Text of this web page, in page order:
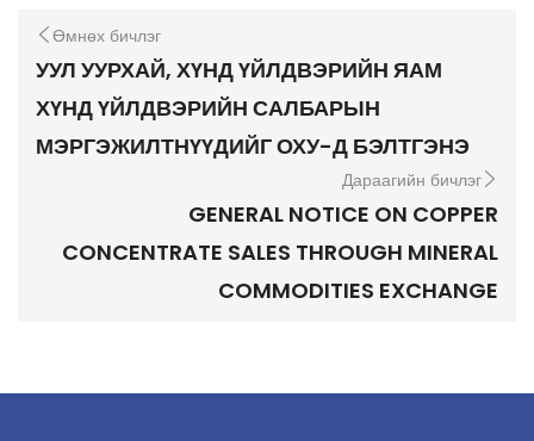
Өмнөх бичлэг
УУЛ УУРХАЙ, ХҮНД ҮЙЛДВЭРИЙН ЯАМ
ХҮНД ҮЙЛДВЭРИЙН САЛБАРЫН
МЭРГЭЖИЛТНҮҮДИЙГ ОХУ-Д БЭЛТГЭНЭ
Дараагийн бичлэг
GENERAL NOTICE ON COPPER
CONCENTRATE SALES THROUGH MINERAL
COMMODITIES EXCHANGE